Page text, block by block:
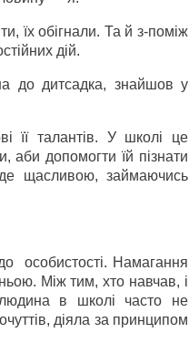
їх обігнали. Та й з-поміж
дій.
до дитсадка, знайшов у
її талантів. У школі це
аби допомогти їй пізнати
щасливою, займаючись
особистості. Намагання
Між тим, хто навчав, і
людина в школі часто не
діяла за принципом